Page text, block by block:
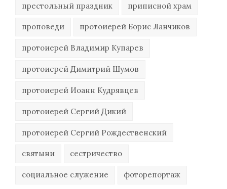
престольный праздник приписной храм
проповеди протоиерей Борис Ланчиков
протоиерей Владимир Купарев
протоиерей Димитрий Шумов
протоиерей Иоанн Кудрявцев
протоиерей Сергий Дикий
протоиерей Сергий Рождественский
святыни сестричество
социальное служение фоторепортаж